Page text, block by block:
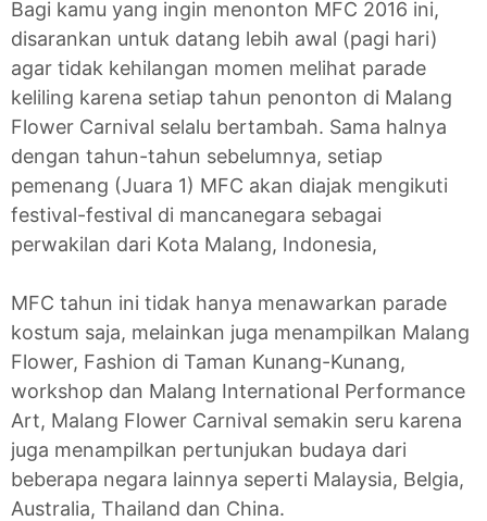
Bagi kamu yang ingin menonton MFC 2016 ini,
disarankan untuk datang lebih awal (pagi hari)
agar tidak kehilangan momen melihat parade
keliling karena setiap tahun penonton di Malang
Flower Carnival selalu bertambah. Sama halnya
dengan tahun-tahun sebelumnya, setiap
pemenang (Juara 1) MFC akan diajak mengikuti
festival-festival di mancanegara sebagai
perwakilan dari Kota Malang, Indonesia,
MFC tahun ini tidak hanya menawarkan parade
kostum saja, melainkan juga menampilkan Malang
Flower, Fashion di Taman Kunang-Kunang,
workshop dan Malang International Performance
Art, Malang Flower Carnival semakin seru karena
juga menampilkan pertunjukan budaya dari
beberapa negara lainnya seperti Malaysia, Belgia,
Australia, Thailand dan China.